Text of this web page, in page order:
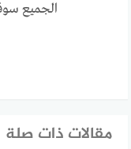
الجميع
مقالات ذات صلة